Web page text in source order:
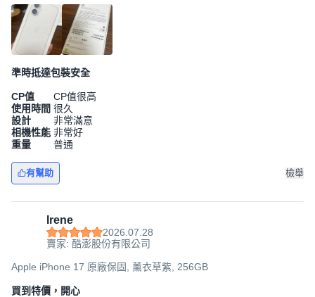
準時抵達包裝安全
CP值
CP值很高
使用時間 很久
設計
非常滿意
相機性能 非常好
重量
普通
有幫助 檢舉
Irene
2026.07.28
賣家: 酷澎股份有限公司
Apple iPhone 17 原廠保固, 薰衣草紫, 256GB
買到特價，開心